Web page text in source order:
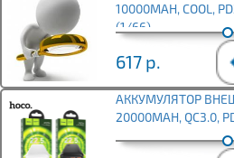
10000MAH, COOL,
(1/66)
617 р.
АККУМУЛЯТОР
20000MAH, QC3.0,